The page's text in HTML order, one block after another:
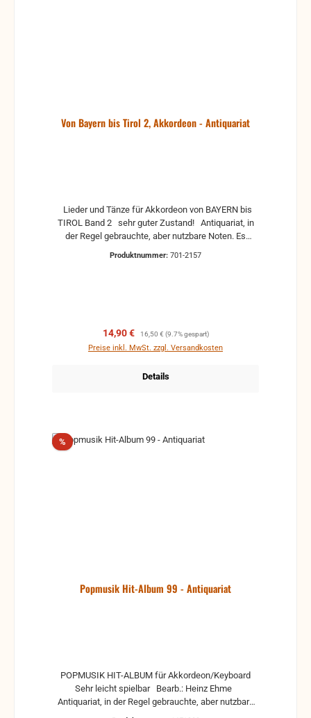
Von Bayern bis Tirol 2, Akkordeon - Antiquariat
TIROL Band 2 sehr guter Zustand! Antiquariat, in
der Regel gebrauchte, aber nutzbare Noten. Es
Produktnummer: 701-2157
Verkaufspreis:
14,90 € Regulärer Preis:
16,50 € (9.7% gespart)
Preise inkl. MwSt. zzgl. Versandkosten
Details
%Rabatt
Popmusik Hit-Album 99 - Antiquariat
Sehr leicht spielbar Bearb.: Heinz Ehme
Antiquariat, in der Regel gebrauchte, aber nutzbare